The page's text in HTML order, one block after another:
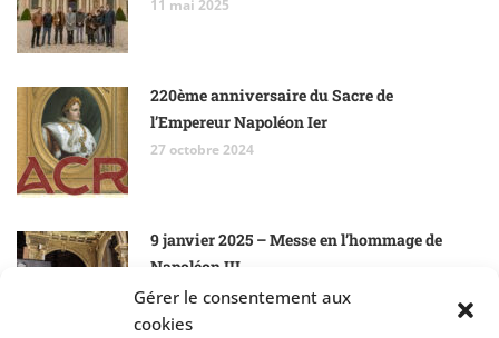
Gérer le consentement aux
cookies
11 mai 2025
220ème anniversaire du Sacre de
l’Empereur Napoléon Ier
27 octobre 2024
9 janvier 2025 – Messe en l’hommage de
Napoléon III
10 janvier 2025